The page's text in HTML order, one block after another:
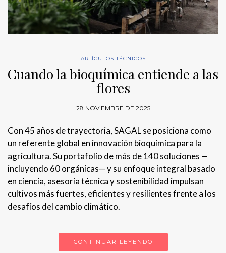
ARTÍCULOS TÉCNICOS
Cuando la bioquímica entiende a las
flores
28 NOVIEMBRE DE 2025
Con 45 años de trayectoria, SAGAL se posiciona como
un referente global en innovación bioquímica para la
agricultura. Su portafolio de más de 140 soluciones —
incluyendo 60 orgánicas— y su enfoque integral basado
en ciencia, asesoría técnica y sostenibilidad impulsan
cultivos más fuertes, eficientes y resilientes frente a los
desafíos del cambio climático.
CONTINUAR LEYENDO